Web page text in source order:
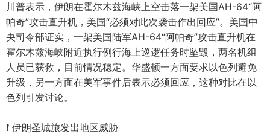
川普表示，伊朗在霍尔木兹海峡上空击落一架美国AH-64“阿
帕奇”攻击直升机，美国“必须对此次袭击作出回应”。美国中
央司令部证实，一架美国陆军AH-64“阿帕奇”攻击直升机在
霍尔木兹海峡附近执行例行海上巡逻任务时坠毁，两名机组
人员已获救，目前情况稳定。华盛顿一方面要求以色列避免
升级，另一方面在美军事件后表示必须回应，这种对比在以
色列引发讨论。
❗️ 伊朗圣城旅发出地区威胁